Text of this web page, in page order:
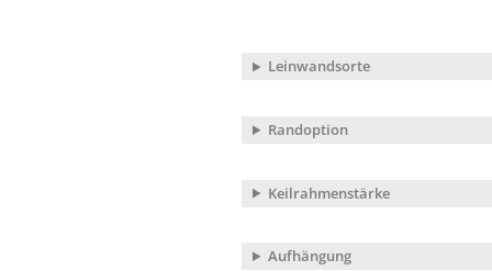
Leinwandsorte
Randoption
Keilrahmenstärke
Aufhängung